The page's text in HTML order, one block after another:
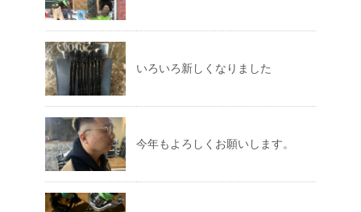
いろいろ新しくなりました
今年もよろしくお願いします。